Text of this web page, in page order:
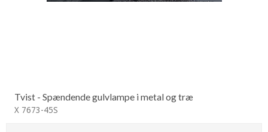
Tvist - Spændende gulvlampe i metal og træ
X 7673-45S